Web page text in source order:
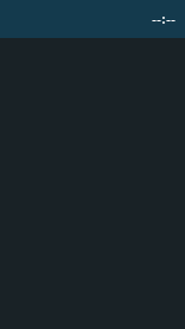
--:--